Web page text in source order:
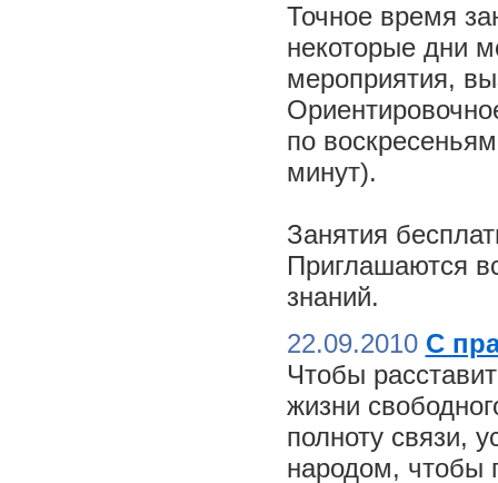
Точное время
некоторые дни
мероприятия,
по
минут).
Занятия
Приглашаются
знаний.
22.09.2010 С
Чтобы
жизни
полноту связи,
народом, чтобы